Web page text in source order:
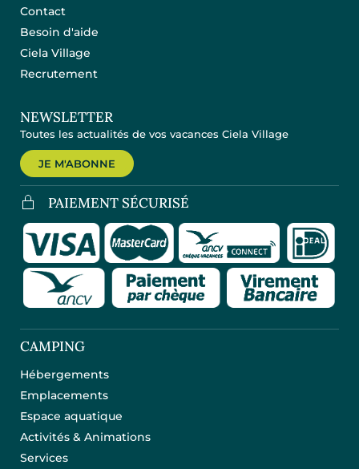
Contact
Besoin d'aide
Ciela Village
Recrutement
NEWSLETTER
Toutes les actualités de vos vacances Ciela Village
JE M'ABONNE
PAIEMENT SÉCURISÉ
CAMPING
Hébergements
Emplacements
Espace aquatique
Activités & Animations
Services